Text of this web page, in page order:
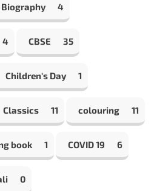
Biography 4
4 CBSE 35
Children's Day 1
Classics 11 colouring 11
book 1 COVID 19 6
0